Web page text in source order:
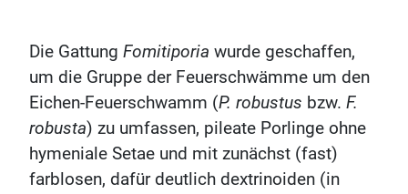
Die Gattung Fomitiporia wurde geschaffen,
um die Gruppe der Feuerschwämme um den
Eichen-Feuerschwamm (P. robustus bzw. F.
robusta) zu umfassen, pileate Porlinge ohne
hymeniale Setae und mit zunächst (fast)
farblosen, dafür deutlich dextrinoiden (in